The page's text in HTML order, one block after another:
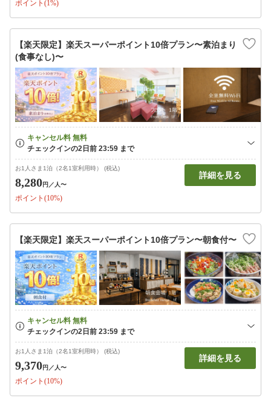
ポイント(1%)
【楽天限定】楽天スーパーポイント10倍プラン〜素泊まり
(食事なし)〜
お1人さま1泊（2名1室利用時） (税込)
8,280円 ／人〜
ポイント(10%)
詳細を見る
【楽天限定】楽天スーパーポイント10倍プラン〜朝食付〜
お1人さま1泊（2名1室利用時） (税込)
9,370円 ／人〜
ポイント(10%)
詳細を見る